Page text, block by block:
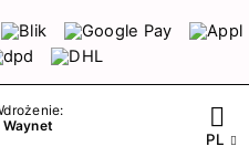
Waynet
PL